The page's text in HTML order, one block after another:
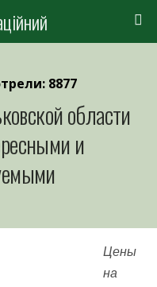
8877
области
и
Цены
на